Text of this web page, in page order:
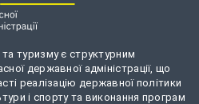
туризму є структурним
державної адміністрації, що
реалізацію державної політики
і спорту та виконання програм